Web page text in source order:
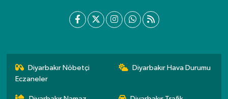
Diyarbakır Nöbetçi
Eczaneler
Diyarbakır Hava Durumu